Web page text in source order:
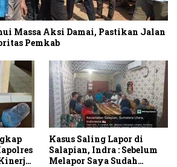
Massa Aksi Damai, Pastikan Jalan
Pemkab
Kasus Saling Lapor di
Salapian, Indra : Sebelum
Melapor Saya Sudah